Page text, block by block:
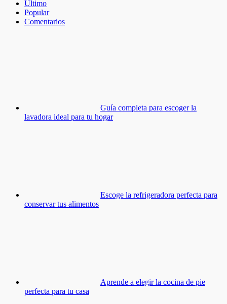
Último
Popular
Comentarios
Guía completa para escoger la
lavadora ideal para tu hogar
Escoge la refrigeradora perfecta para
conservar tus alimentos
Aprende a elegir la cocina de pie
perfecta para tu casa